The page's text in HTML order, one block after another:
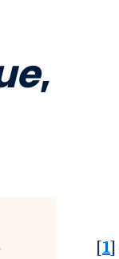
,
1